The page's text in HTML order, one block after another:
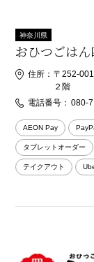
神奈川県
おひつごはん
住所： 〒252-
２階
電話番号： 080-
AEON Pay
タブレットオーダー
テイクアウト